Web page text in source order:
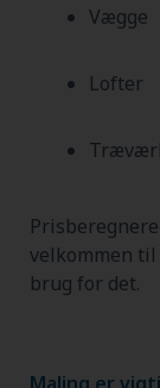
Vægge
Lofter
velkommen
brug for det.